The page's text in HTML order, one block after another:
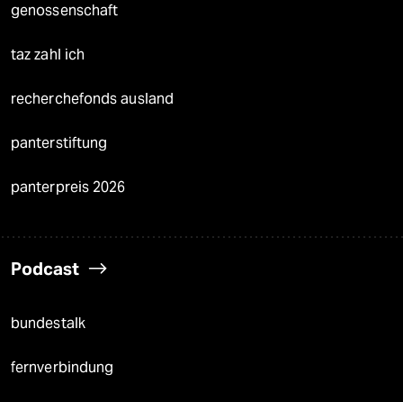
genossenschaft
taz zahl ich
recherchefonds ausland
panterstiftung
panterpreis 2026
Podcast
bundestalk
fernverbindung